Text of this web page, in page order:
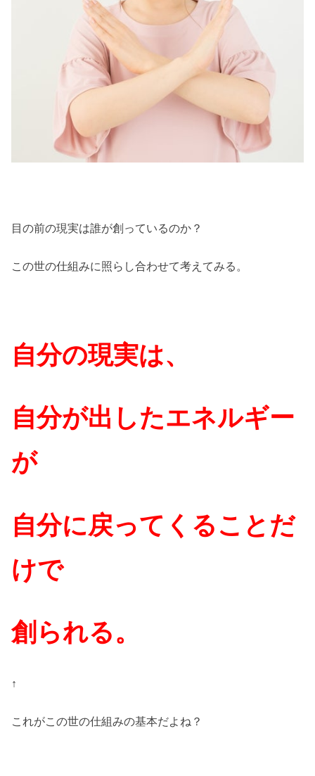
目の前の現実は誰が創っているのか？
この世の仕組みに照らし合わせて考えてみる。
自分の現実は、
自分が出したエネルギー
が
自分に戻ってくることだ
けで
創られる。
↑
これがこの世の仕組みの基本だよね？